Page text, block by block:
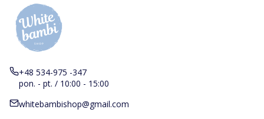
+48 534-975 -347
pon. - pt. / 10:00 - 15:00
whitebambishop@gmail.com